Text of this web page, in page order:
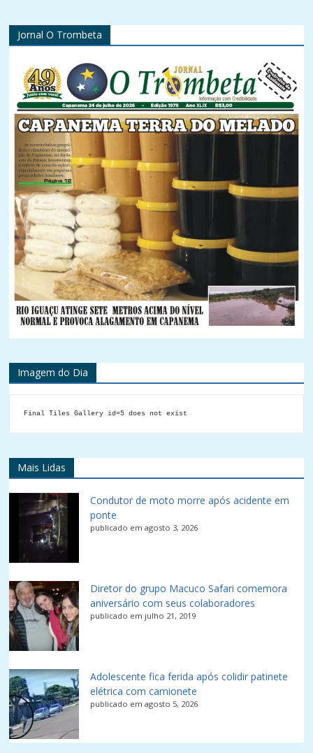
Jornal O Trombeta
Imagem do Dia
Final Tiles Gallery id=5 does not exist
Mais Lidas
Condutor de moto morre após acidente em
ponte
publicado em agosto 3, 2026
Diretor do grupo Macuco Safari comemora
aniversário com seus colaboradores
publicado em julho 21, 2019
Adolescente fica ferida após colidir patinete
elétrica com camionete
publicado em agosto 5, 2026